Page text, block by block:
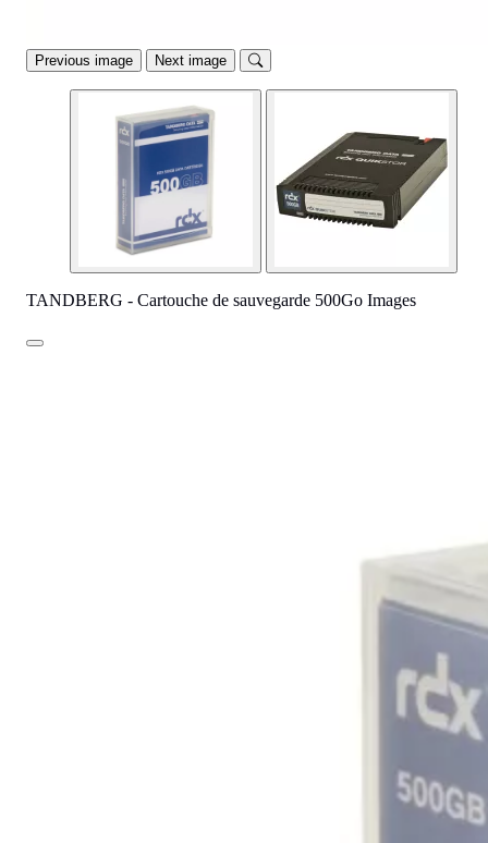
Previous image Next image
TANDBERG - Cartouche de sauvegarde 500Go Images